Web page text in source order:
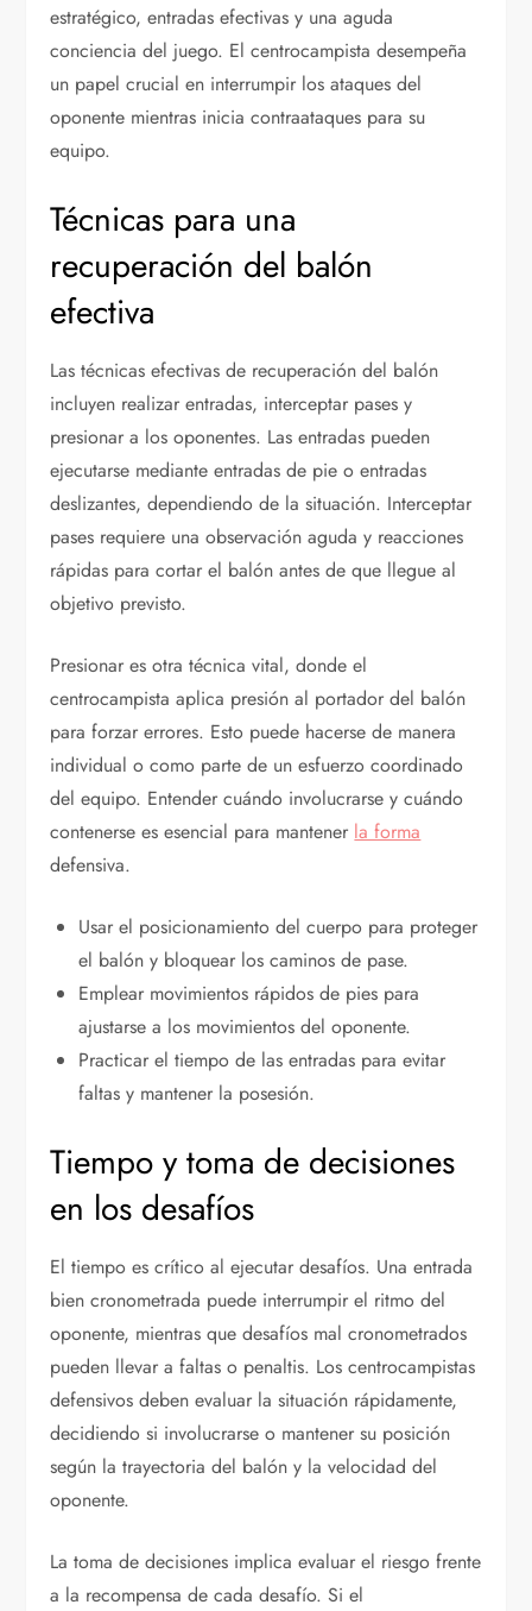
estratégico, entradas efectivas y una aguda
conciencia del juego. El centrocampista desempeña
un papel crucial en interrumpir los ataques del
oponente mientras inicia contraataques para su
equipo.
Técnicas para una
recuperación del balón
efectiva
Las técnicas efectivas de recuperación del balón
incluyen realizar entradas, interceptar pases y
presionar a los oponentes. Las entradas pueden
ejecutarse mediante entradas de pie o entradas
deslizantes, dependiendo de la situación. Interceptar
pases requiere una observación aguda y reacciones
rápidas para cortar el balón antes de que llegue al
objetivo previsto.
Presionar es otra técnica vital, donde el
centrocampista aplica presión al portador del balón
para forzar errores. Esto puede hacerse de manera
individual o como parte de un esfuerzo coordinado
del equipo. Entender cuándo involucrarse y cuándo
contenerse es esencial para mantener la forma
defensiva.
Usar el posicionamiento del cuerpo para proteger
el balón y bloquear los caminos de pase.
Emplear movimientos rápidos de pies para
ajustarse a los movimientos del oponente.
Practicar el tiempo de las entradas para evitar
faltas y mantener la posesión.
Tiempo y toma de decisiones
en los desafíos
El tiempo es crítico al ejecutar desafíos. Una entrada
bien cronometrada puede interrumpir el ritmo del
oponente, mientras que desafíos mal cronometrados
pueden llevar a faltas o penaltis. Los centrocampistas
defensivos deben evaluar la situación rápidamente,
decidiendo si involucrarse o mantener su posición
según la trayectoria del balón y la velocidad del
oponente.
La toma de decisiones implica evaluar el riesgo frente
a la recompensa de cada desafío. Si el